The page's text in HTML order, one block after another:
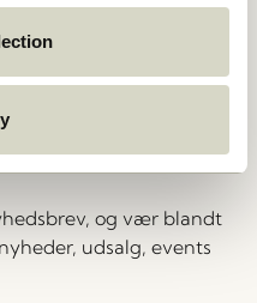
Messer
Stories
og vær blandt
udsalg, events